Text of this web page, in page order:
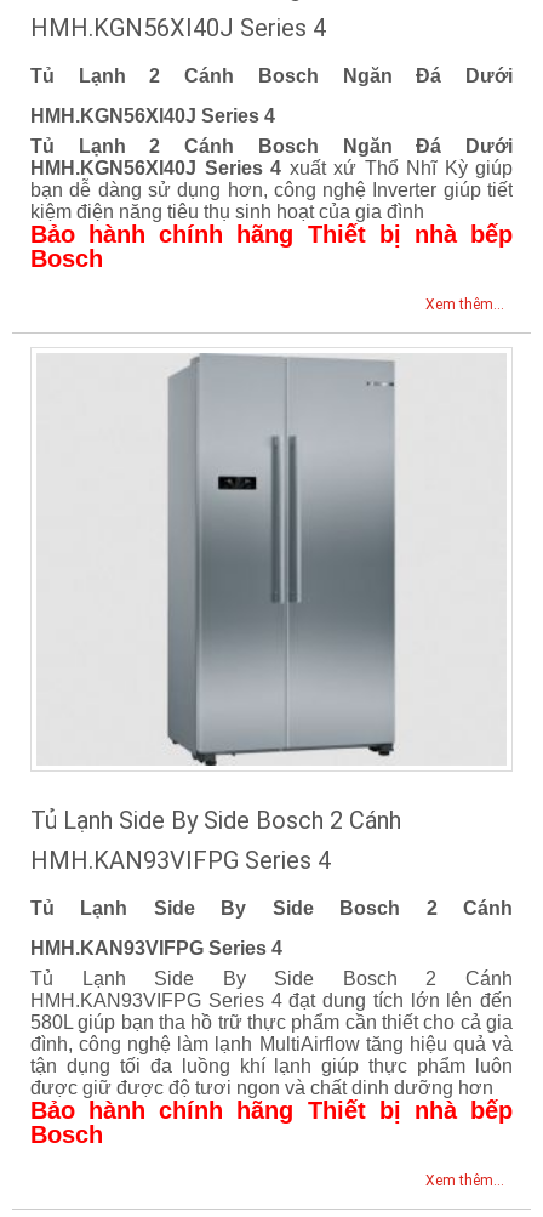
HMH.KGN56XI40J Series 4
Tủ Lạnh 2 Cánh Bosch Ngăn Đá Dưới
HMH.KGN56XI40J Series 4
Tủ Lạnh 2 Cánh Bosch Ngăn Đá Dưới
HMH.KGN56XI40J Series 4 xuất xứ Thổ Nhĩ Kỳ giúp
bạn dễ dàng sử dụng hơn, công nghệ Inverter giúp tiết
kiệm điện năng tiêu thụ sinh hoạt của gia đình
Bảo hành chính hãng Thiết bị nhà bếp
Bosch
Xem thêm...
Tủ Lạnh Side By Side Bosch 2 Cánh
HMH.KAN93VIFPG Series 4
Tủ Lạnh Side By Side Bosch 2 Cánh
HMH.KAN93VIFPG Series 4
Tủ Lạnh Side By Side Bosch 2 Cánh
HMH.KAN93VIFPG Series 4 đạt dung tích lớn lên đến
580L giúp bạn tha hồ trữ thực phẩm cần thiết cho cả gia
đình, công nghệ làm lạnh MultiAirflow tăng hiệu quả và
tận dụng tối đa luồng khí lạnh giúp thực phẩm luôn
được giữ được độ tươi ngon và chất dinh dưỡng hơn
Bảo hành chính hãng Thiết bị nhà bếp
Bosch
Xem thêm...